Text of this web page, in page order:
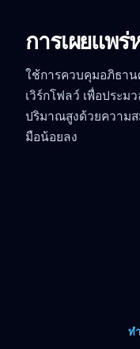
การเผยแพ
ใช้การควบคุมอภิธาน
เวิร์กโฟลว์ เพื่อประ
ปริมาณสูงด้วยความ
มือน้อยลง
ท